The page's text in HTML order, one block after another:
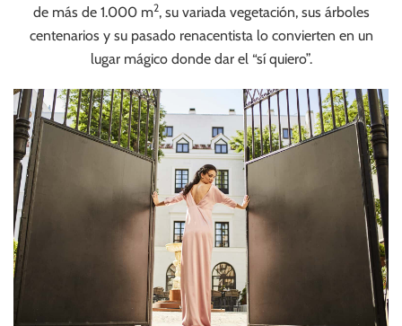
de más de 1.000 m2, su variada vegetación, sus árboles
centenarios y su pasado renacentista lo convierten en un
lugar mágico donde dar el “sí quiero”.